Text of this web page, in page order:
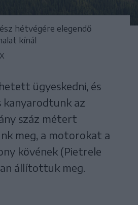
hétvégére elegendő
kínál
ügyeskedni, és
kanyarodtunk az
száz métert
meg, a motorokat a
kövének (Pietrele
állítottuk meg.